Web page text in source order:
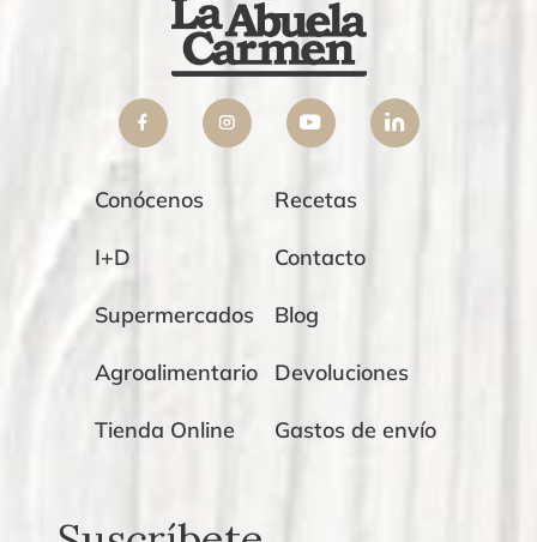
Conócenos
I+D
Supermercados
Agroalimentario
Tienda Online
Recetas
Contacto
Blog
Devoluciones
Gastos de envío